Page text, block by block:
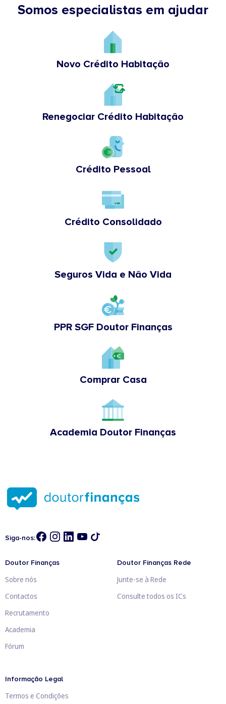
Somos especialistas em ajudar
Novo Crédito Habitação
Renegociar Crédito Habitação
Crédito Pessoal
Crédito Consolidado
Seguros Vida e Não Vida
PPR SGF Doutor Finanças
Comprar Casa
Academia Doutor Finanças
Siga-nos:
Doutor Finanças
Sobre nós
Contactos
Recrutamento
Academia
Fórum
Doutor Finanças Rede
Junte-se à Rede
Consulte todos os ICs
Informação Legal
Termos e Condições